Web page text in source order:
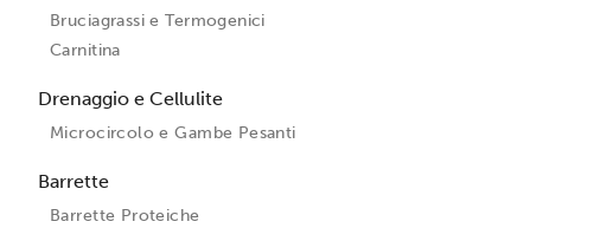
Bruciagrassi e Termogenici
Carnitina
Drenaggio e Cellulite
Microcircolo e Gambe Pesanti
Barrette
Barrette Proteiche